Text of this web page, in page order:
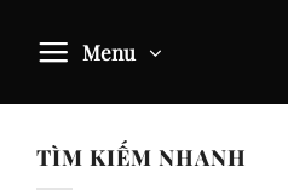
Menu
TÌM KIẾM NHANH